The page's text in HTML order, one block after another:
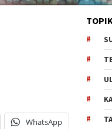
WhatsApp